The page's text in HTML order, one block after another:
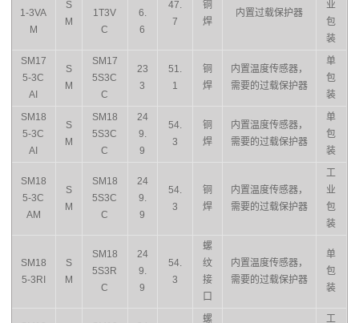
1-3VA
M
S
M
1T3V
C
6.
6
47.
7
铜
焊
内置过载保护器
业
包
装
SM17
5-3C
AI
S
M
SM17
5S3C
C
23
3
51.
1
铜
焊
内置温度传感器，
需要的过载保护器
单
包
装
SM18
5-3C
AI
S
M
SM18
5S3C
C
24
9.
9
54.
3
铜
焊
内置温度传感器，
需要的过载保护器
单
包
装
SM18
5-3C
AM
S
M
SM18
5S3C
C
24
9.
9
54.
3
铜
焊
内置温度传感器，
需要的过载保护器
工
业
包
装
SM18
5-3RI
S
M
SM18
5S3R
C
24
9.
9
54.
3
螺
纹
接
口
内置温度传感器，
需要的过载保护器
单
包
装
螺
工